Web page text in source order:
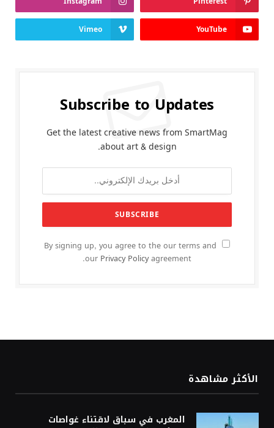
YouTube
Vimeo
Subscribe to Updates
Get the latest creative news from SmartMag
about art & design.
By signing up, you agree to the our terms and
our Privacy Policyagreement.
الأكثر مشاهدة
المغرب في سباق لاقتناء غواصات